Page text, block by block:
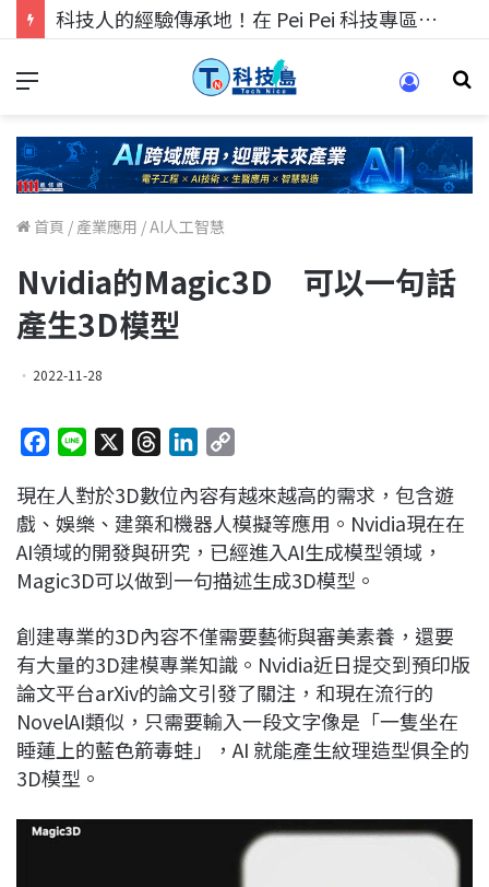
科技人找工作，就到TECH+ 科技專區!
首頁 / 產業應用 /AI人工智慧
Nvidia的Magic3D 可以一句話
產生3D模型
2022-11-28
c
e
b
o
k
n
e
r
e
a
d
n
k
e
d
n
p
y
L
i
k
現在人對於3D數位內容有越來越高的需求，包含遊
戲、娛樂、建築和機器人模擬等應用。Nvidia現在在
AI領域的開發與研究，已經進入AI生成模型領域，
Magic3D可以做到一句描述生成3D模型。
創建專業的3D內容不僅需要藝術與審美素養，還要
有大量的3D建模專業知識。Nvidia近日提交到預印版
論文平台arXiv的論文引發了關注，和現在流行的
NovelAI類似，只需要輸入一段文字像是「一隻坐在
睡蓮上的藍色箭毒蛙」，AI 就能產生紋理造型俱全的
3D模型。